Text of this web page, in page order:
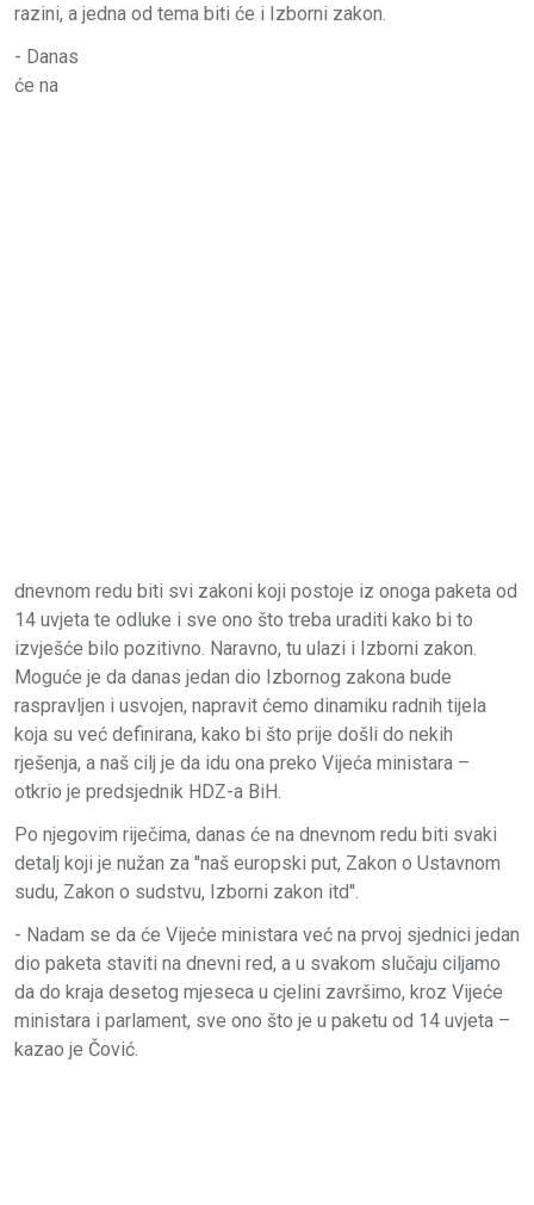
razini, a jedna od tema biti će i Izborni zakon.
- Danas
će na
dnevnom redu biti svi zakoni koji postoje iz onoga paketa od
14 uvjeta te odluke i sve ono što treba uraditi kako bi to
izvješće bilo pozitivno. Naravno, tu ulazi i Izborni zakon.
Moguće je da danas jedan dio Izbornog zakona bude
raspravljen i usvojen, napravit ćemo dinamiku radnih tijela
koja su već definirana, kako bi što prije došli do nekih
rješenja, a naš cilj je da idu ona preko Vijeća ministara –
otkrio je predsjednik HDZ-a BiH.
Po njegovim riječima, danas će na dnevnom redu biti svaki
detalj koji je nužan za ''naš europski put, Zakon o Ustavnom
sudu, Zakon o sudstvu, Izborni zakon itd''.
- Nadam se da će Vijeće ministara već na prvoj sjednici jedan
dio paketa staviti na dnevni red, a u svakom slučaju ciljamo
da do kraja desetog mjeseca u cjelini završimo, kroz Vijeće
ministara i parlament, sve ono što je u paketu od 14 uvjeta –
kazao je Čović.